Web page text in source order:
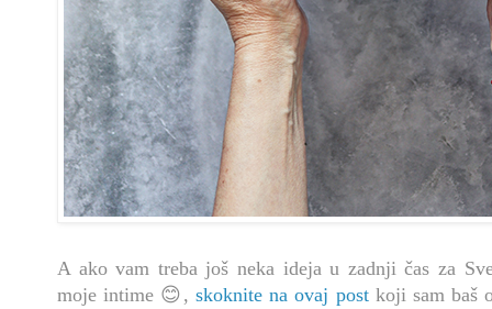
A ako vam treba još neka ideja u zadnji čas za
moje intime 😊, skoknite na ovaj postkoji sam baš